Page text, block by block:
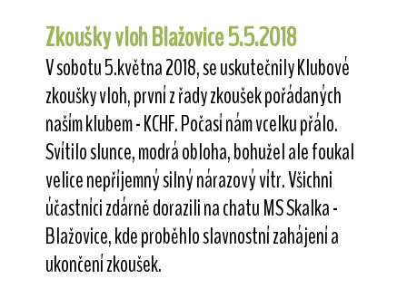
Zkoušky vloh Blažovice 5.5.2018
V sobotu 5.května 2018, se uskutečnily Klubové
zkoušky vloh, první z řady zkoušek pořádaných
naším klubem - KCHF. Počasí nám vcelku přálo.
Svítilo slunce, modrá obloha, bohužel ale foukal
velice nepříjemný silný nárazový vítr. Všichni
účastníci zdárně dorazili na chatu MS Skalka -
Blažovice, kde proběhlo slavnostní zahájení a
ukončení zkoušek.